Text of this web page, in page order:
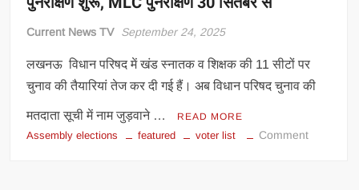
Current News TV September 24, 2025
लखनऊ विधान परिषद में खंड स्नातक व शिक्षक की 11 सीटों पर
चुनाव की तैयारियां तेज कर दी गई हैं। अब विधान परिषद चुनाव की
मतदाता सूची में नाम जुड़वाने … READ MORE
Assembly elections featured voter list Commenton